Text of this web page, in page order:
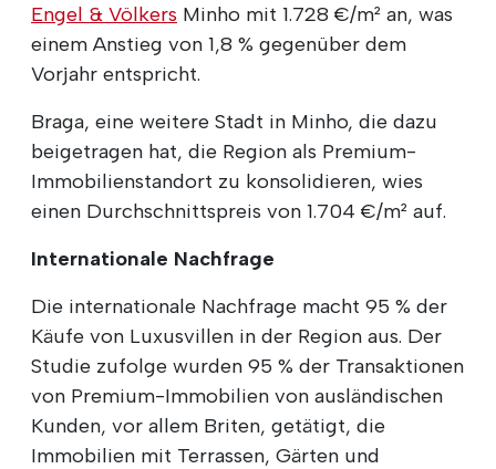
Engel & Völkers Minho mit 1.728 €/m² an, was
einem Anstieg von 1,8 % gegenüber dem
Vorjahr entspricht.
Braga, eine weitere Stadt in Minho, die dazu
beigetragen hat, die Region als Premium-
Immobilienstandort zu konsolidieren, wies
einen Durchschnittspreis von 1.704 €/m² auf.
Internationale Nachfrage
Die internationale Nachfrage macht 95 % der
Käufe von Luxusvillen in der Region aus. Der
Studie zufolge wurden 95 % der Transaktionen
von Premium-Immobilien von ausländischen
Kunden, vor allem Briten, getätigt, die
Immobilien mit Terrassen, Gärten und